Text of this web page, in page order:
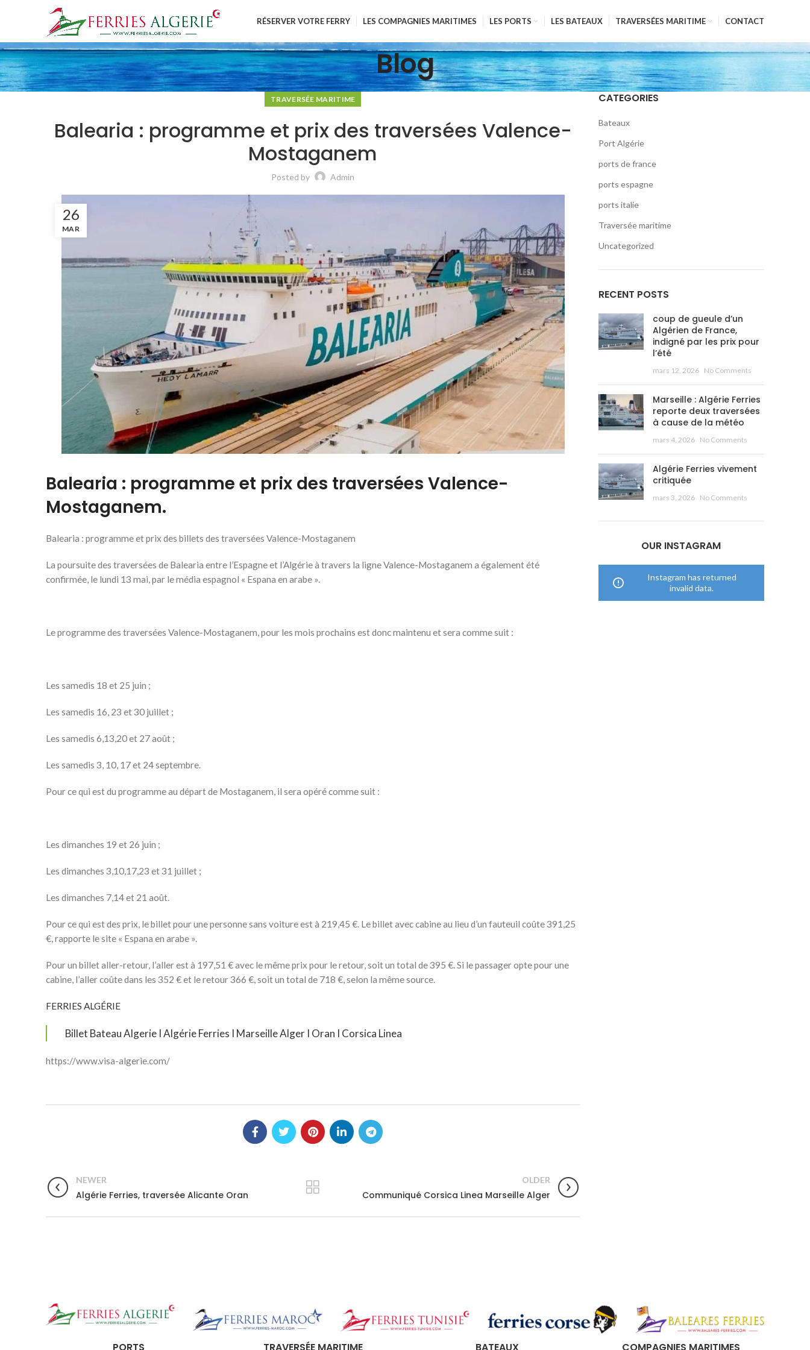
RÉSERVER VOTRE FERRY LES COMPAGNIES MARITIMES LES PORTS LES BATEAUX TRAVERSÉES MARITIME CONTACT
Blog
TRAVERSÉE MARITIME
Balearia : programme et prix des traversées Valence-
Mostaganem
Posted by Admin
26
MAR
Balearia : programme et prix des traversées Valence-
Mostaganem.
Balearia : programme et prix des billets des traversées Valence-Mostaganem
La poursuite des traversées de Balearia entre l’Espagne et l’Algérie à travers la ligne Valence-Mostaganem a également été
confirmée, le lundi 13 mai, par le média espagnol « Espana en arabe ».
Le programme des traversées Valence-Mostaganem, pour les mois prochains est donc maintenu et sera comme suit :
Les samedis 18 et 25 juin ;
Les samedis 16, 23 et 30 juillet ;
Les samedis 6,13,20 et 27 août ;
Les samedis 3, 10, 17 et 24 septembre.
Pour ce qui est du programme au départ de Mostaganem, il sera opéré comme suit :
Les dimanches 19 et 26 juin ;
Les dimanches 3,10,17,23 et 31 juillet ;
Les dimanches 7,14 et 21 août.
Pour ce qui est des prix, le billet pour une personne sans voiture est à 219,45 €. Le billet avec cabine au lieu d’un fauteuil coûte 391,25
€, rapporte le site « Espana en arabe ».
Pour un billet aller-retour, l’aller est à 197,51 € avec le même prix pour le retour, soit un total de 395 €. Si le passager opte pour une
cabine, l’aller coûte dans les 352 € et le retour 366 €, soit un total de 718 €, selon la même source.
FERRIES ALGÉRIE
Billet Bateau Algerie I Algérie Ferries I Marseille Alger I Oran I Corsica Linea
https://www.visa-algerie.com/
NEWER
Algérie Ferries, traversée Alicante Oran
OLDER
Communiqué Corsica Linea Marseille Alger
CATEGORIES
Bateaux
Port Algérie
ports de france
ports espagne
ports italie
Traversée maritime
Uncategorized
RECENT POSTS
coup de gueule d’un
Algérien de France,
indigné par les prix pour
l’été
mars 12, 2026 No Comments
Marseille : Algérie Ferries
reporte deux traversées
à cause de la météo
mars 4, 2026 No Comments
Algérie Ferries vivement
critiquée
mars 3, 2026 No Comments
OUR INSTAGRAM
Instagram has returned
invalid data.
PORTS TRAVERSÉE MARITIME BATEAUX COMPAGNIES MARITIMES